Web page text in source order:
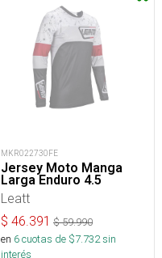
MKR022730FE
Jersey Moto Manga
Larga Enduro 4.5
Leatt
$ 46.391 $59.990
en 6cuotas de $7.732sin
interés